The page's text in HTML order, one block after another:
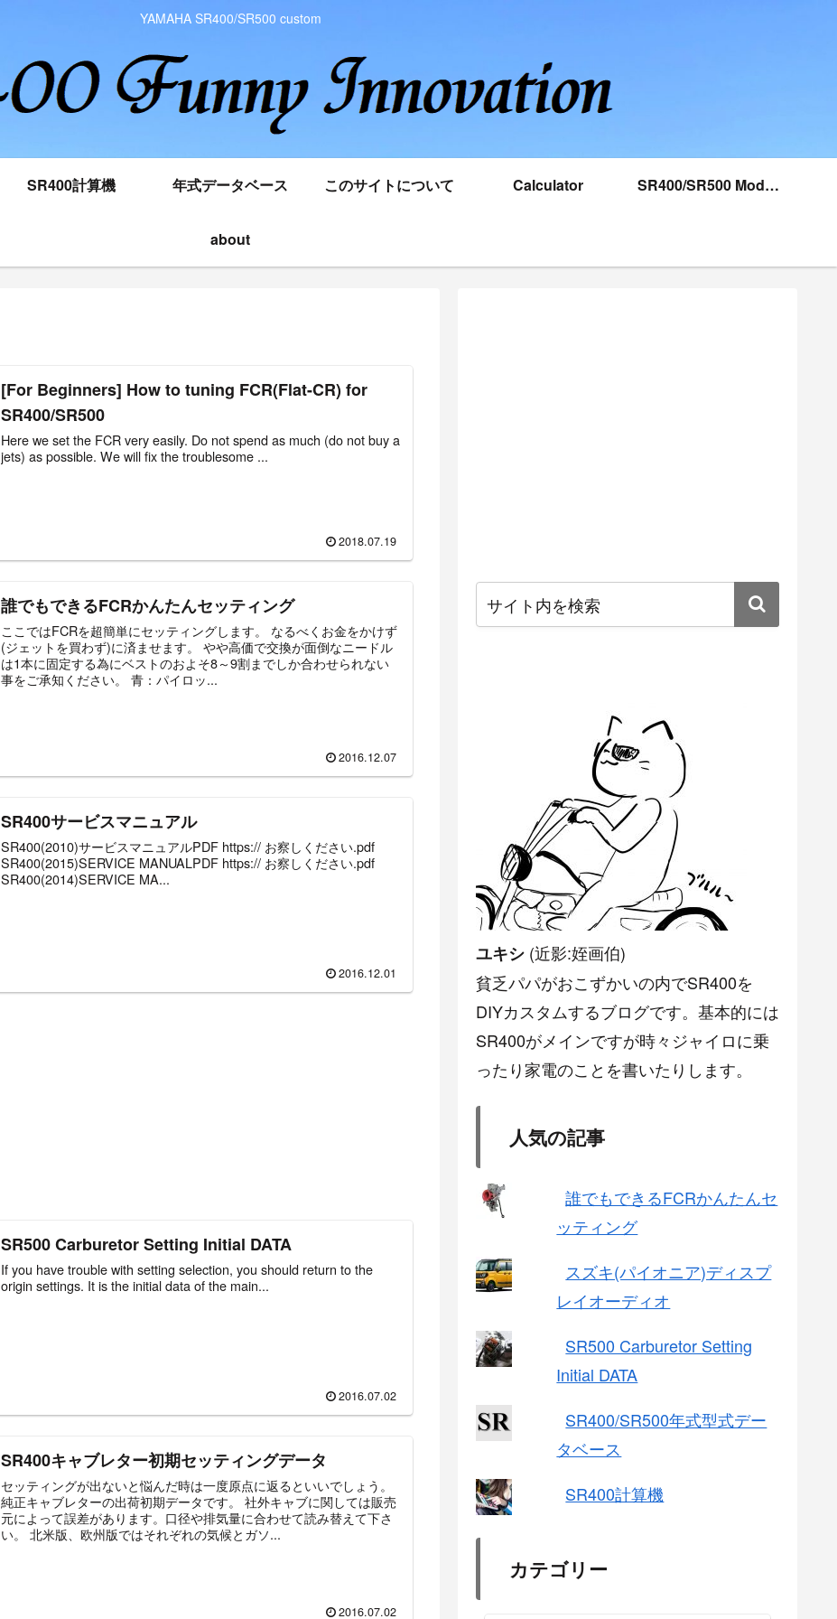
YAMAHA SR400/SR500 custom
SR400計算機 年式データベース このサイトについて Calculator SR400/SR500 Model
about
[For Beginners] How to tuning FCR(Flat-CR) for
SR400/SR500
Here we set the FCR very easily. Do not spend as much (do not buy a
jets) as possible. We will fix the troublesome ...
2018.07.19
誰でもできるFCRかんたんセッティング
ここではFCRを超簡単にセッティングします。 なるべくお金をかけず
(ジェットを買わず)に済ませます。 やや高価で交換が面倒なニードル
は1本に固定する為にベストのおよそ8～9割までしか合わせられない
事をご承知ください。 青：パイロッ...
2016.12.07
SR400サービスマニュアル
SR400(2010)サービスマニュアルPDF https:// お察しください.pdf
SR400(2015)SERVICE MANUALPDF https:// お察しください.pdf
SR400(2014)SERVICE MA...
2016.12.01
SR500 Carburetor Setting Initial DATA
If you have trouble with setting selection, you should return to the
origin settings. It is the initial data of the main...
2016.07.02
SR400キャブレター初期セッティングデータ
セッティングが出ないと悩んだ時は一度原点に返るといいでしょう。
純正キャブレターの出荷初期データです。 社外キャブに関しては販売
元によって誤差があります。口径や排気量に合わせて読み替えて下さ
い。 北米版、欧州版ではそれぞれの気候とガソ...
2016.07.02
ユキシ (近影:姪画伯)
貧乏パパがおこずかいの内でSR400を
DIYカスタムするブログです。基本的には
SR400がメインですが時々ジャイロに乗
ったり家電のことを書いたりします。
人気の記事
誰でもできるFCRかんたんセ
ッティング
スズキ(パイオニア)ディスプ
レイオーディオ
SR500 Carburetor Setting
Initial DATA
SR400/SR500年式型式デー
タベース
SR400計算機
カテゴリー